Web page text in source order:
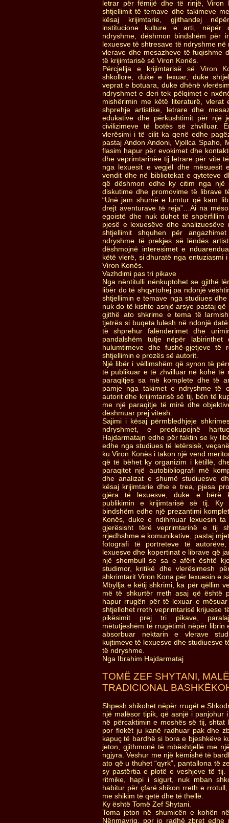
letrar për fëmijë dhe të rinjë, Viron
shtjellimit të temave dhe takimeve
kësaj krijimtarie, gjithandej
institucione kulture e arti, nëpër
ndryshme, dëshmon bindshëm për
lexuesve të shtresave të ndryshme
vlerave dhe mesazheve të fuqishme
të krijimtarisë së Viron Konës.
Përcjellja e krijimtarisë së Viron
shkollore, duke e lexuar, duke
veprat e botuara, duke dhënë
ndryshmet e deri tek pëlqimet e
mishërimin me këtë literaturë,
shprehje artistike, letrare dhe
edukative dhe përkushtimit për
civilizimeve të botës së zhvilluar.
vlerësimi i të cilit ka qenë edhe
pastaj Andon Andoni, Vjollca Spaho,
flasim hapur për evokimet dhe
dhe veprimtarinëe tij letrare për vite
nga lexuesit e vegjël dhe mësuesit
vendit dhe në bibliotekat e qyteteve
që dëshmon edhe ky citim nga një
diskutime dhe promovime të librave
“Unë jam shumë e lumtur që kam
drejt aventurave të reja”…Ai na
egoistë dhe nuk duhet të shpërfillim
pjesë e lexuesëve dhe
shtjellimit shquhen për
ndryshme të prekjes së lëndës
dëshmojnë interesimet e
këtë vlerë, si dhuratë nga entuziasmi
Viron Konës.
Vazhdimi pas tri pikave
Nga nëntitulli nënkuptohet se gjithë
libër do të shqyrtohej pa ndonjë
shtjellimin e temave nga studiues
nuk do të kishte asnjë arsye pastaj
gjithë ato shkrime e tema të
tjetrës si buqeta lulesh në ndonjë
të shprehur falënderimet dhe
pandalshëm tutje nëpër
hulumtimeve dhe fushë-gjetjeve të
shtjellimin e prozës së autorit.
Një libër i vëllimshëm që synon të
të publikuar e të zhvilluar në kohë të
paraqitjes sa më komplete dhe të
pamje nga takimet e ndryshme të
autorit dhe krijimtarisë së tij, bën të
me një paraqitje të mirë dhe
dëshmuar prej vitesh.
Sajimi i kësaj përmbledhjeje
ndryshmet, e preokupojnë
Hajdarmatajn edhe për faktin se ky
edhe nga studiues të letërsisë,
ku Viron Konës i takon një vend
që të bëhet ky organizim i këtillë,
paraqitet një autobibliografi më
dhe analizat e shumë studiuesve
kësaj krijimtarie dhe e trea, pjesa
gjëra të lexuesve, duke e bërë
publikimin e krijimtarisë së tij. Ky
bindshëm edhe një prezantimi
Konës, duke e ndihmuar lexuesin
gjerësisht tërë veprimtarinë e tij
rrjedhshme e komunikative, pastaj
fotografi të portreteve të
lexuesve dhe kopertinat e librave që
një shembull se sa e afërt është
studimor, kritikë dhe vlerësimesh
shkrimtarit Viron Kona për lexuesin e
Mbyllja e këtij shkrimi, ka për qëllim
më të shkurtër rreth asaj që është
hapur rrugën për të lexuar e
shtjellohet rreth veprimtarisë krijuese
pikësimit prej tri pikave,
mëtutjeshëm të rrugëtimit nëpër librin
absorbuar nektarin e vlerave
kujtimeve të lexuesve dhe studiuesve
të ndryshme.
Nga Ibrahim Hajdarmataj
TOMË ZEF SHYTANI,
TRADICIONAL
Shpesh shikohet nëpër rrugët e
një malësor tipik, që asnjë i panjohur
në përcaktimin e moshës së tij, shtat
por flokët ju kanë radhuar pak dhe
kapuç të bardhë si bora e bjeshkëve
jeton, gjithmonë të mbështjellë me
ngjyra. Veshur me një këmishë të
ato që u thuhet “qyrk”, pantallona të
sy pastërtia e plotë e veshjeve të
ritmike, hapi i sigurt, nuk mban
habitur për çfarë shikon rreth e
me shikim të qetë dhe të thellë.
Ky është Tomë Zef Shytani.
Toma jeton në shumicën e kohën
Nënmavriq, por jo radhë zbret edhe